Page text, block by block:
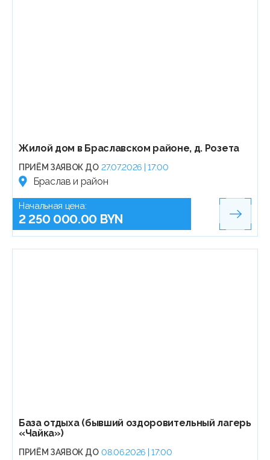
Жилой дом в Браславском районе, д. Розета
ПРИЁМ ЗАЯВОК ДО 27.07.2026 | 17:00
Браслав и район
Начальная цена:
2 250 000.00 BYN
База отдыха (бывший оздоровительный лагерь
«Чайка»)
ПРИЁМ ЗАЯВОК ДО 08.06.2026 | 17:00